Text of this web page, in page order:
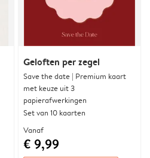
Geloften per zegel
Save the date | Premium kaart
met keuze uit 3
papierafwerkingen
Set van 10 kaarten
Vanaf
€ 9,99